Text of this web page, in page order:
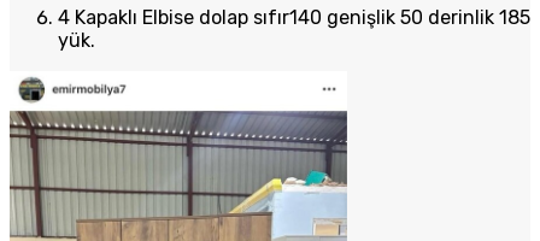
4 Kapaklı Elbise dolap sıfır140 genişlik 50 derinlik 185
yük.